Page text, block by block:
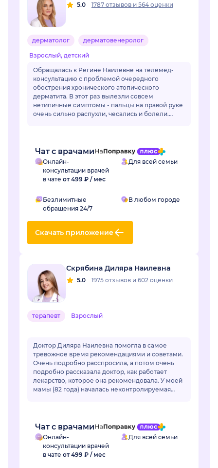
5.0 1787 отзывов и 564 оценки
дерматолог дерматовенеролог
Взрослый, детский
Обращалась к Регине Наилевне на телемед-
консультацию с проблемой очередного
обострения хронического атопического
дерматита. В этот раз вылезли совсем
нетипичные симптомы - пальцы на правой руке
очень сильно распухли, чесались и болели.
Чат с врачами
Онлайн-
консультации врачей
в чате от 499 ₽ / мес
Для всей семьи
Безлимитные
обращения 24/7
В любом городе
Скачать приложение
Скрябина Диляра Наилевна
5.0 1975 отзывов и 602 оценки
терапевт Взрослый
Доктор Диляра Наилевна помогла в самое
тревожное время рекомендациями и советами.
Очень подробно расспросила, а потом очень
подробно рассказала доктор, как работает
лекарство, которое она рекомендовала. У моей
мамы (82 года) началась неконтролируемая
Чат с врачами
Онлайн-
консультации врачей
в чате от 499 ₽ / мес
Для всей семьи